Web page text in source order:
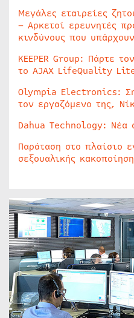
Μεγάλες εταιρείες
– Αρκετοί ερευνητές
κινδύνους που υπάρχουν
KEEPER Group: Πάρτε
το AJAX LifeQuality
Olympia Electronics:
τον εργαζόμενο της,
Dahua Technology: Νέα
Παράταση στο πλαίσιο
σεξουαλικής